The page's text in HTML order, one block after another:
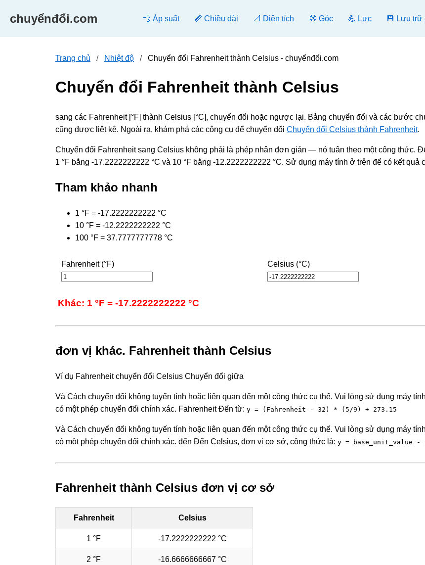
chuyểnđổi.com 💨 Áp suất 📏 Chiều dài 📐 Diện tích 🧭 Góc 💪 Lực 💾 Lưu
Trang chủ Nhiệt độ Chuyển đổi Fahrenheit thành Celsius - chuyểnđổi.com
Chuyển đổi Fahrenheit thành Celsius
sang các Fahrenheit [°F] thành Celsius [°C], chuyển đổi hoặc ngược lại. Bảng chuyển đổi và các bước
cũng được liệt kê. Ngoài ra, khám phá các công cụ để chuyển đổi Chuyển đổi Celsius thành Fahrenheit.
Chuyển đổi Fahrenheit sang Celsius không phải là phép nhân đơn giản — nó tuân theo một công thức.
1 °F bằng -17.2222222222 °C và 10 °F bằng -12.2222222222 °C. Sử dụng máy tính ở trên để có kết quả
Tham khảo nhanh
1 °F = -17.2222222222 °C
10 °F = -12.2222222222 °C
100 °F = 37.7777777778 °C
Fahrenheit (°F) Celsius (°C)
Khác: 1 °F = -17.2222222222 °C
đơn vị khác. Fahrenheit thành Celsius
Ví dụ Fahrenheit chuyển đổi Celsius Chuyển đổi giữa
Và Cách chuyển đổi không tuyến tính hoặc liên quan đến một công thức cụ thể. Vui lòng sử dụng máy
có một phép chuyển đổi chính xác. Fahrenheit Đến từ: y = (Fahrenheit - 32) * (5/9) + 273.15
Và Cách chuyển đổi không tuyến tính hoặc liên quan đến một công thức cụ thể. Vui lòng sử dụng máy
có một phép chuyển đổi chính xác. đến Đến Celsius, đơn vị cơ sở, công thức là: y = base_unit_value -
Fahrenheit thành Celsius đơn vị cơ sở
Fahrenheit Celsius
1 °F -17.2222222222 °C
2 °F -16.6666666667 °C